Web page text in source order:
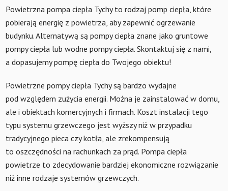
Powietrzna pompa ciepła Tychy to rodzaj pomp ciepła, które
pobierają energię z powietrza, aby zapewnić ogrzewanie
budynku. Alternatywą są pompy ciepła znane jako gruntowe
pompy ciepła lub wodne pompy ciepła. Skontaktuj się z nami,
a dopasujemy pompę ciepła do Twojego obiektu!
Powietrzne pompy ciepła Tychy są bardzo wydajne
pod względem zużycia energii. Można je zainstalować w domu,
ale i obiektach komercyjnych i firmach. Koszt instalacji tego
typu systemu grzewczego jest wyższy niż w przypadku
tradycyjnego pieca czy kotła, ale zrekompensują
to oszczędności na rachunkach za prąd. Pompa ciepła
powietrze to zdecydowanie bardziej ekonomiczne rozwiązanie
niż inne rodzaje systemów grzewczych.